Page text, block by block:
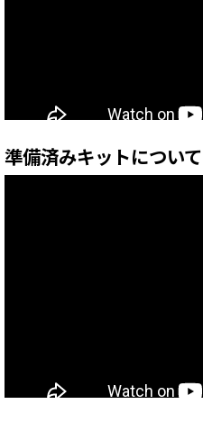
準備済みキットについて